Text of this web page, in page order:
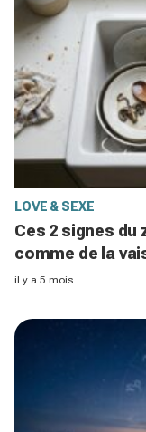
LOVE & SEXE
Ces 2 signes
comme de la
en amour
il y a 5 mois